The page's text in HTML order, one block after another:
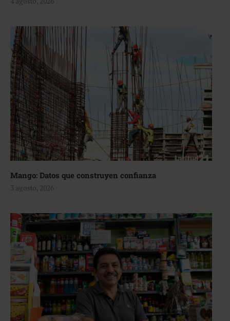
Mango: Datos que construyen confianza
3 agosto, 2026